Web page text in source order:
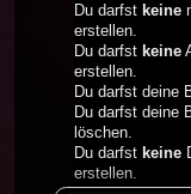
Du darfst keine
erstellen.
Du darfst keine
erstellen.
Du darfst deine
Du darfst deine
löschen.
Du darfst keine
erstellen.